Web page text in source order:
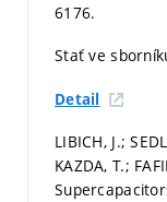
6176.
Stať ve
Detail
LIBICH, J.;
KAZDA, T.;